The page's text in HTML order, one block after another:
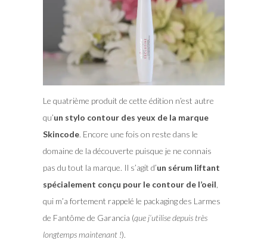
Le quatrième produit de cette édition n’est autre
qu’un stylo contour des yeux de la marque
Skincode. Encore une fois on reste dans le
domaine de la découverte puisque je ne connais
pas du tout la marque. Il s’agit d’un sérum liftant
spécialement conçu pour le contour de l’oeil
qui m’a fortement rappelé le packaging des Larmes
de Fantôme de Garancia (que j’utilise depuis très
longtemps maintenant !).